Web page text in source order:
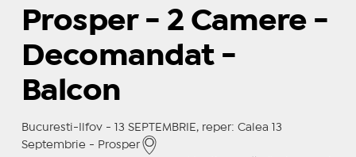
Prosper - 2 Camere -
Decomandat -
Balcon
Bucuresti-Ilfov - 13 SEPTEMBRIE, reper: Calea 13
Septembrie - Prosper